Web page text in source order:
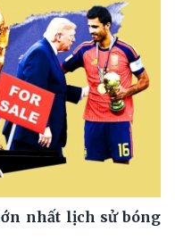
nhất lịch sử bóng